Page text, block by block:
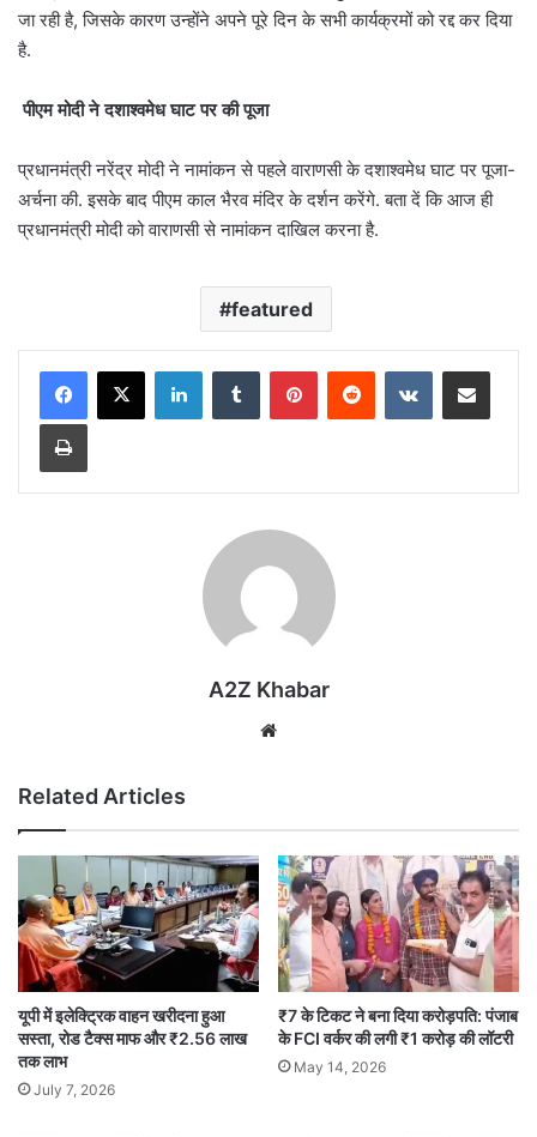
जा रही है, जिसके कारण उन्होंने अपने पूरे दिन के सभी कार्यक्रमों को रद्द कर दिया
है.
पीएम मोदी ने दशाश्वमेध घाट पर की पूजा
प्रधानमंत्री नरेंद्र मोदी ने नामांकन से पहले वाराणसी के दशाश्वमेध घाट पर पूजा-
अर्चना की. इसके बाद पीएम काल भैरव मंदिर के दर्शन करेंगे. बता दें कि आज ही
प्रधानमंत्री मोदी को वाराणसी से नामांकन दाखिल करना है.
featured
LinkedInTumblr PinterestReddit VKontakteShare via Email
Print
A2Z Khabar
Related Articles
यूपी में इलेक्ट्रिक वाहन खरीदना हुआ
सस्ता, रोड टैक्स माफ और ₹2.56 लाख
तक लाभ
July 7, 2026
₹7 के टिकट ने बना दिया करोड़पति: पंजाब
के FCI वर्कर की लगी ₹1 करोड़ की लॉटरी
May 14, 2026